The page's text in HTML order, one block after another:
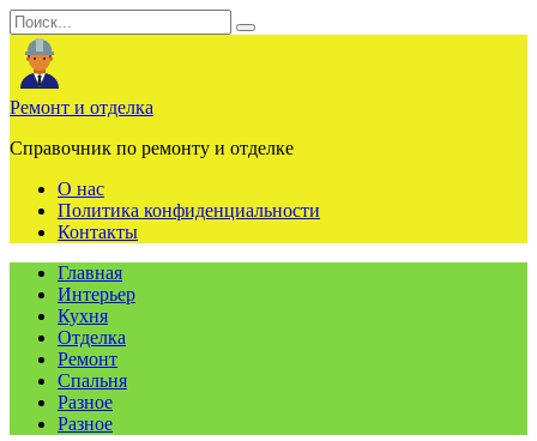
Перейти
к
содержанию
Search
for:
Ремонт и отделка
Справочник по ремонту и отделке
О нас
Политика конфиденциальности
Контакты
Главная
Интерьер
Кухня
Отделка
Ремонт
Спальня
Разное
Разное